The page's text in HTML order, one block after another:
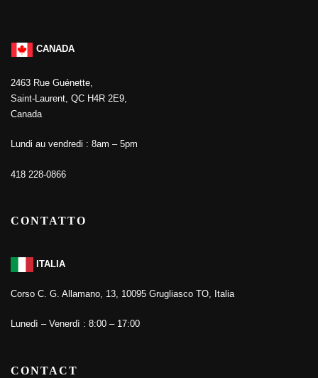
CANADA
2463 Rue Guénette,
Saint-Laurent, QC H4R 2E9,
Canada
Lundi au vendredi : 8am – 5pm
418 228-0866
CONTATTO
ITALIA
Corso C. G. Allamano, 13, 10095 Grugliasco TO, Italia
Lunedì – Venerdì : 8:00 – 17:00
CONTACT